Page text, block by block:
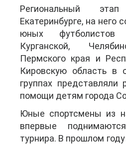
Региональный
Екатеринбурге, на него
юных футболистов
Курганской,
Пермского края и
Кировскую область в
группах представляли
помощи детям города
Юные спортсмены из
впервые
турнира. В прошлом